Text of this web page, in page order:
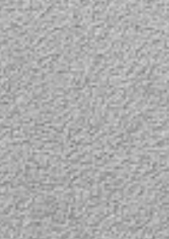
держатель из твердого
ABS-пластика с ребрами
жесткости и толстой
силиконовой присоски.
Присоска имеет диаметр
88 мм и мощный
присасывающий
механизм, что позволяет
надежно удерживать экшн
камеру во время
движения, при тряске.
Мощный держатель в
сборе имеет три степени
свободы, благодаря чему
можно закрепит камеру
как угодно и направить ее
куда угодно. Крепежи
колен присоски
зеркальные, что
позволяет закручивать
крепежные болты с обеих
сторон. Элементы
присоски имеют
зазубрины для лучшего
сцепления.